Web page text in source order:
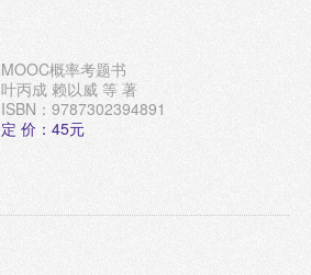
MOOC概率考题书
叶丙成 赖以威 等 著
ISBN：9787302394891
定 价：45元